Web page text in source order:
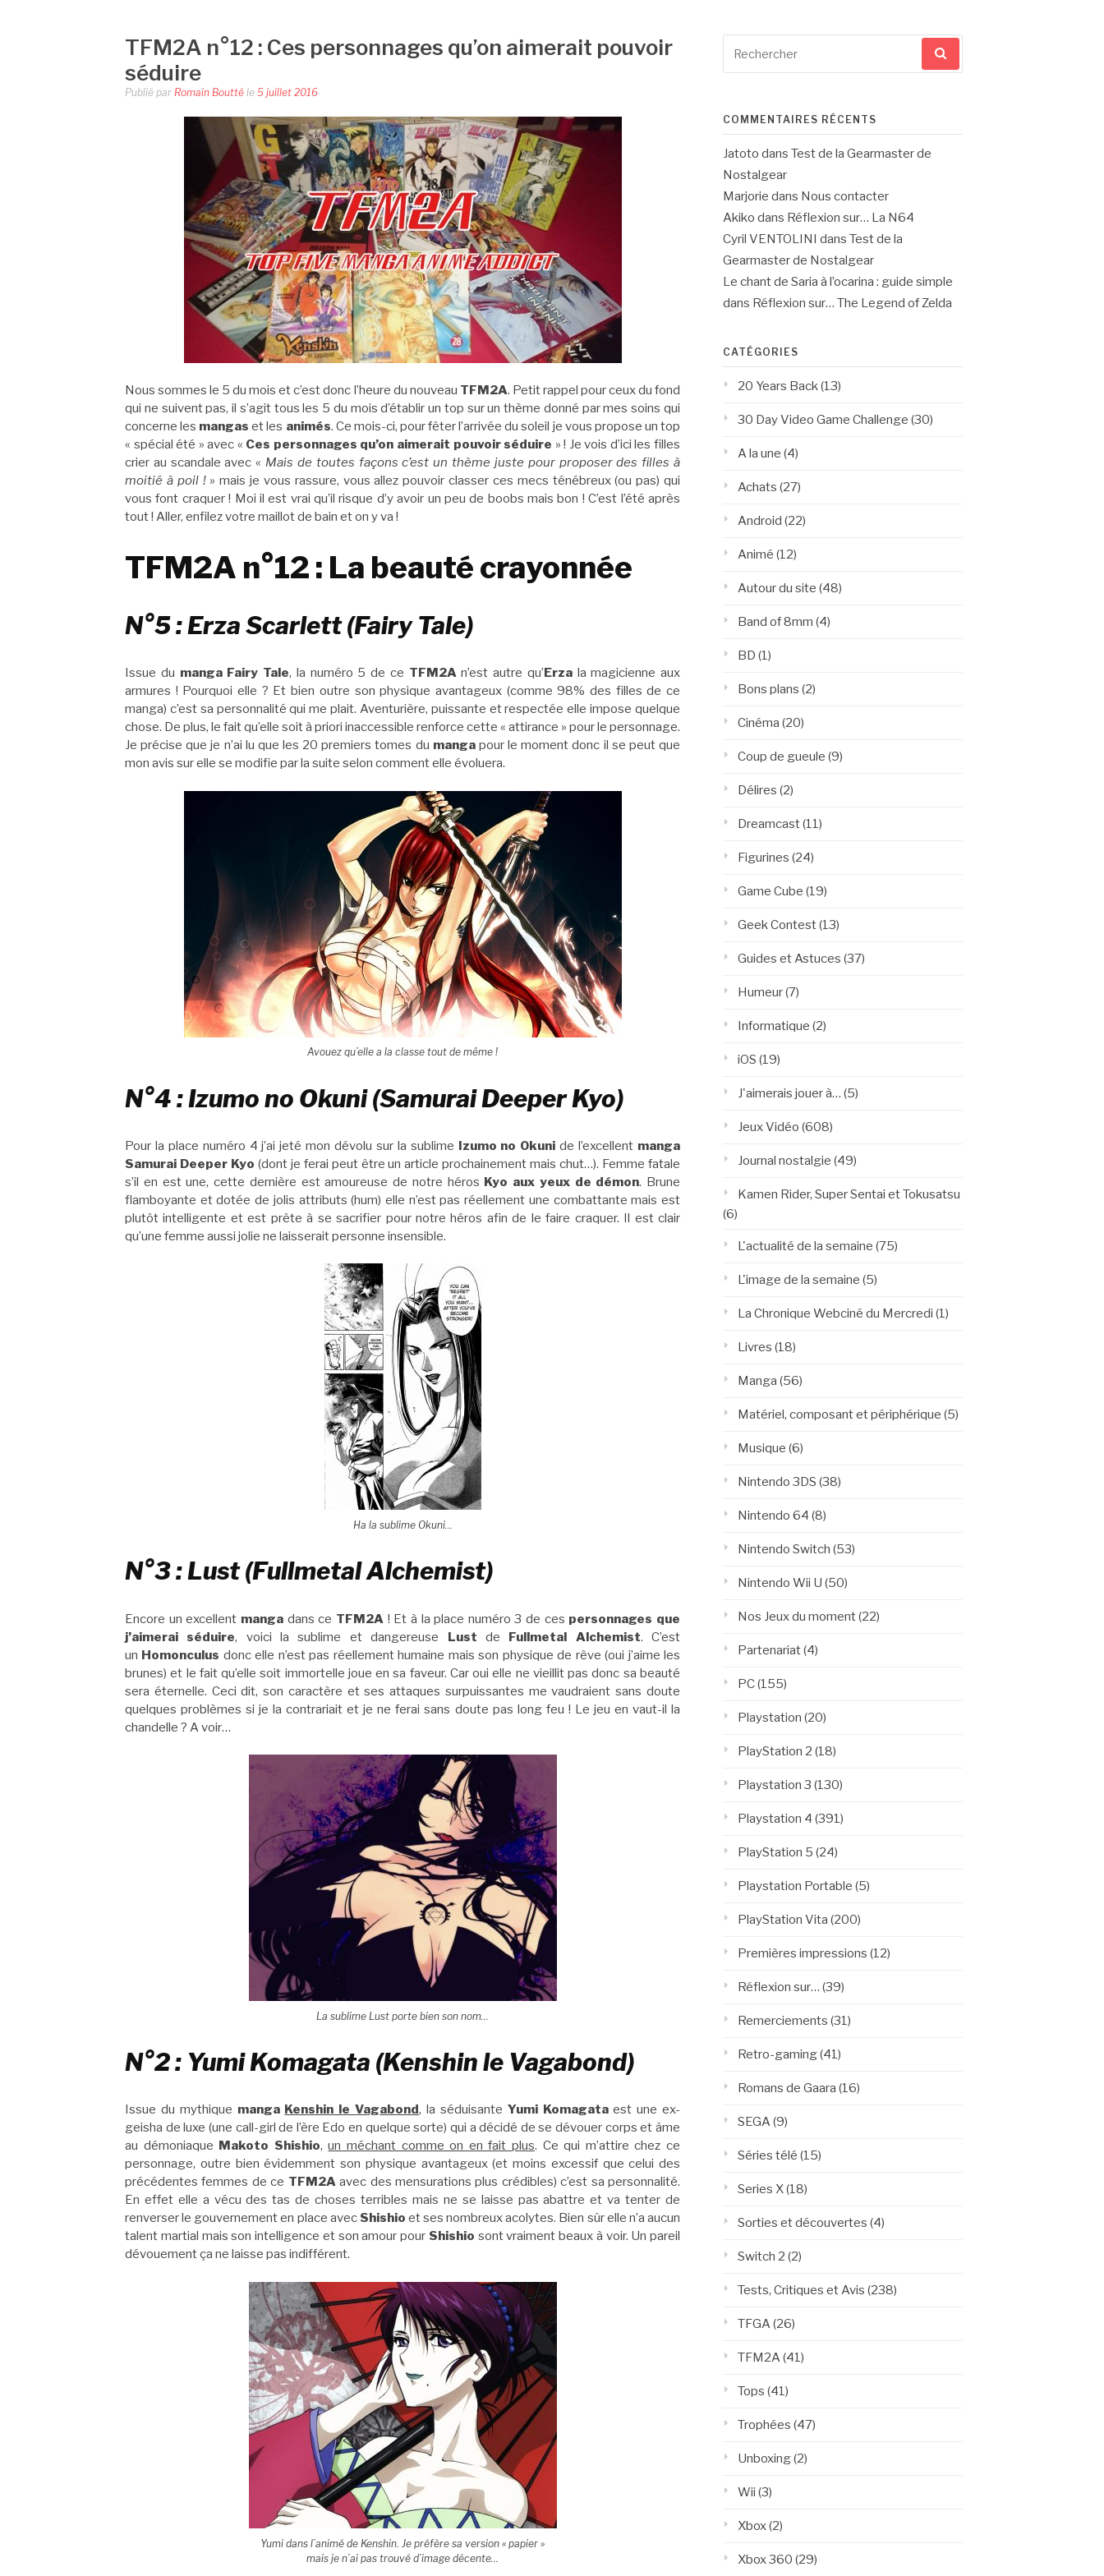
TFM2A n°12 : Ces personnages qu’on aimerait pouvoir
séduire
Publié par Romain Boutté le 5 juillet 2016
Nous sommes le 5 du mois et c’est donc l’heure du nouveau TFM2A. Petit rappel pour ceux du fond
qui ne suivent pas, il s’agit tous les 5 du mois d’établir un top sur un thème donné par mes soins qui
concerne les mangas et les animés. Ce mois-ci, pour fêter l’arrivée du soleil je vous propose un top
« spécial été » avec « Ces personnages qu’on aimerait pouvoir séduire » ! Je vois d’ici les filles
crier au scandale avec « Mais de toutes façons c’est un thème juste pour proposer des filles à
moitié à poil !» mais je vous rassure, vous allez pouvoir classer ces mecs ténébreux (ou pas) qui
vous font craquer ! Moi il est vrai qu’il risque d’y avoir un peu de boobs mais bon ! C’est l’été après
tout ! Aller, enfilez votre maillot de bain et on y va !
TFM2A n°12 : La beauté crayonnée
N°5 : Erza Scarlett (Fairy Tale)
Issue du manga Fairy Tale, la numéro 5 de ce TFM2An’est autre qu’Erza la magicienne aux
armures ! Pourquoi elle ? Et bien outre son physique avantageux (comme 98% des filles de ce
manga) c’est sa personnalité qui me plait. Aventurière, puissante et respectée elle impose quelque
chose. De plus, le fait qu’elle soit à priori inaccessible renforce cette « attirance » pour le personnage.
Je précise que je n’ai lu que les 20 premiers tomes du manga pour le moment donc il se peut que
mon avis sur elle se modifie par la suite selon comment elle évoluera.
Avouez qu’elle a la classe tout de même !
N°4 : Izumo no Okuni (Samurai Deeper Kyo)
Pour la place numéro 4 j’ai jeté mon dévolu sur la sublime Izumo no Okuni de l’excellent manga
Samurai Deeper Kyo (dont je ferai peut être un article prochainement mais chut…). Femme fatale
s’il en est une, cette dernière est amoureuse de notre héros Kyo aux yeux de démon. Brune
flamboyante et dotée de jolis attributs (hum) elle n’est pas réellement une combattante mais est
plutôt intelligente et est prête à se sacrifier pour notre héros afin de le faire craquer. Il est clair
qu’une femme aussi jolie ne laisserait personne insensible.
Ha la sublime Okuni…
N°3 : Lust (Fullmetal Alchemist)
Encore un excellent mangadans ce TFM2A ! Et à la place numéro 3 de ces personnages que
j’aimerai séduire, voici la sublime et dangereuse Lust de Fullmetal Alchemist. C’est
un Homonculus donc elle n’est pas réellement humaine mais son physique de rêve (oui j’aime les
brunes) et le fait qu’elle soit immortelle joue en sa faveur. Car oui elle ne vieillit pas donc sa beauté
sera éternelle. Ceci dit, son caractère et ses attaques surpuissantes me vaudraient sans doute
quelques problèmes si je la contrariait et je ne ferai sans doute pas long feu ! Le jeu en vaut-il la
chandelle ? A voir…
La sublime Lust porte bien son nom…
N°2 : Yumi Komagata (Kenshin le Vagabond)
Issue du mythique manga Kenshin le Vagabond, la séduisante Yumi Komagataest une ex-
geisha de luxe (une call-girl de l’ère Edo en quelque sorte) qui a décidé de se dévouer corps et âme
au démoniaque Makoto Shishio,un méchant comme on en fait plus. Ce qui m’attire chez ce
personnage, outre bien évidemment son physique avantageux (et moins excessif que celui des
précédentes femmes de ce TFM2Aavec des mensurations plus crédibles) c’est sa personnalité.
En effet elle a vécu des tas de choses terribles mais ne se laisse pas abattre et va tenter de
renverser le gouvernement en place avec Shishio et ses nombreux acolytes. Bien sûr elle n’a aucun
talent martial mais son intelligence et son amour pour Shishio sont vraiment beaux à voir. Un pareil
dévouement ça ne laisse pas indifférent.
Yumi dans l’animé de Kenshin. Je préfère sa version « papier »
mais je n’ai pas trouvé d’image décente…
pour
COMMENTAIRES RÉCENTS
Jatoto dans Test de la Gearmaster de
Nostalgear
Marjorie dans Nous contacter
Akiko dans Réflexion sur… La N64
Cyril VENTOLINI dans Test de la
Gearmaster de Nostalgear
Le chant de Saria à l’ocarina : guide simple
dans Réflexion sur… The Legend of Zelda
CATÉGORIES
20 Years Back (13)
30 Day Video Game Challenge (30)
A la une (4)
Achats (27)
Android (22)
Animé (12)
Autour du site (48)
Band of 8mm (4)
BD (1)
Bons plans (2)
Cinéma (20)
Coup de gueule (9)
Délires (2)
Dreamcast(11)
Figurines (24)
Game Cube (19)
Geek Contest(13)
Guides et Astuces (37)
Humeur(7)
Informatique (2)
iOS (19)
J'aimerais jouer à… (5)
Jeux Vidéo (608)
Journal nostalgie (49)
Kamen Rider, Super Sentai et Tokusatsu
(6)
L'actualité de la semaine (75)
L'image de la semaine (5)
La Chronique Webciné du Mercredi (1)
Livres (18)
Manga (56)
Matériel, composant et périphérique (5)
Musique (6)
Nintendo 3DS (38)
Nintendo 64 (8)
Nintendo Switch (53)
Nintendo Wii U (50)
Nos Jeux du moment(22)
Partenariat(4)
PC(155)
Playstation (20)
PlayStation 2 (18)
Playstation 3 (130)
Playstation 4 (391)
PlayStation 5 (24)
Playstation Portable (5)
PlayStation Vita (200)
Premières impressions (12)
Réflexion sur… (39)
Remerciements (31)
Retro-gaming(41)
Romans de Gaara (16)
SEGA (9)
Séries télé (15)
Series X(18)
Sorties et découvertes (4)
Switch 2 (2)
Tests, Critiques et Avis (238)
TFGA (26)
TFM2A (41)
Tops (41)
Trophées (47)
Unboxing(2)
Wii (3)
Xbox(2)
Xbox 360 (29)